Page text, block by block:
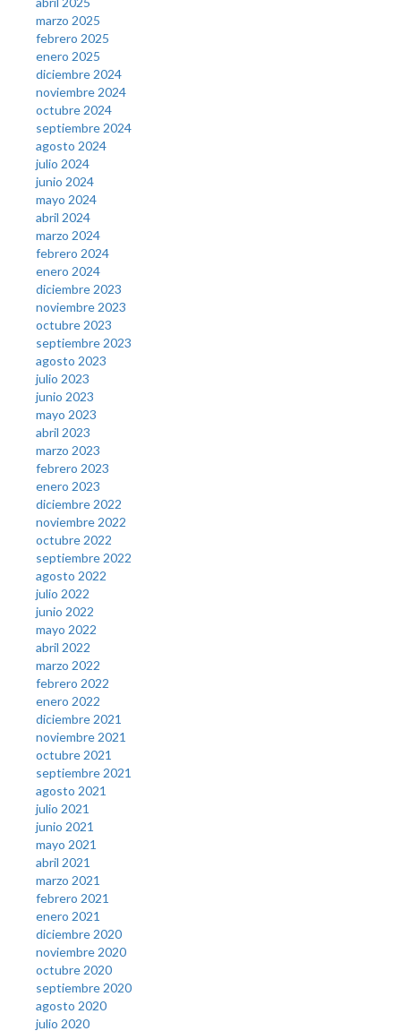
marzo 2025
febrero 2025
enero 2025
diciembre 2024
noviembre 2024
octubre 2024
septiembre 2024
agosto 2024
julio 2024
junio 2024
mayo 2024
abril 2024
marzo 2024
febrero 2024
enero 2024
diciembre 2023
noviembre 2023
octubre 2023
septiembre 2023
agosto 2023
julio 2023
junio 2023
mayo 2023
abril 2023
marzo 2023
febrero 2023
enero 2023
diciembre 2022
noviembre 2022
octubre 2022
septiembre 2022
agosto 2022
julio 2022
junio 2022
mayo 2022
abril 2022
marzo 2022
febrero 2022
enero 2022
diciembre 2021
noviembre 2021
octubre 2021
septiembre 2021
agosto 2021
julio 2021
junio 2021
mayo 2021
abril 2021
marzo 2021
febrero 2021
enero 2021
diciembre 2020
noviembre 2020
octubre 2020
septiembre 2020
agosto 2020
julio 2020